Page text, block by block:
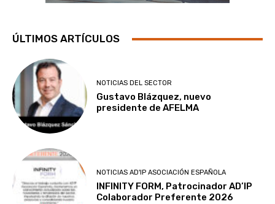
ÚLTIMOS ARTÍCULOS
NOTICIAS DEL SECTOR
Gustavo Blázquez, nuevo
presidente de AFELMA
NOTICIAS AD'IP ASOCIACIÓN ESPAÑOLA
INFINITY FORM, Patrocinador AD’IP
Colaborador Preferente 2026